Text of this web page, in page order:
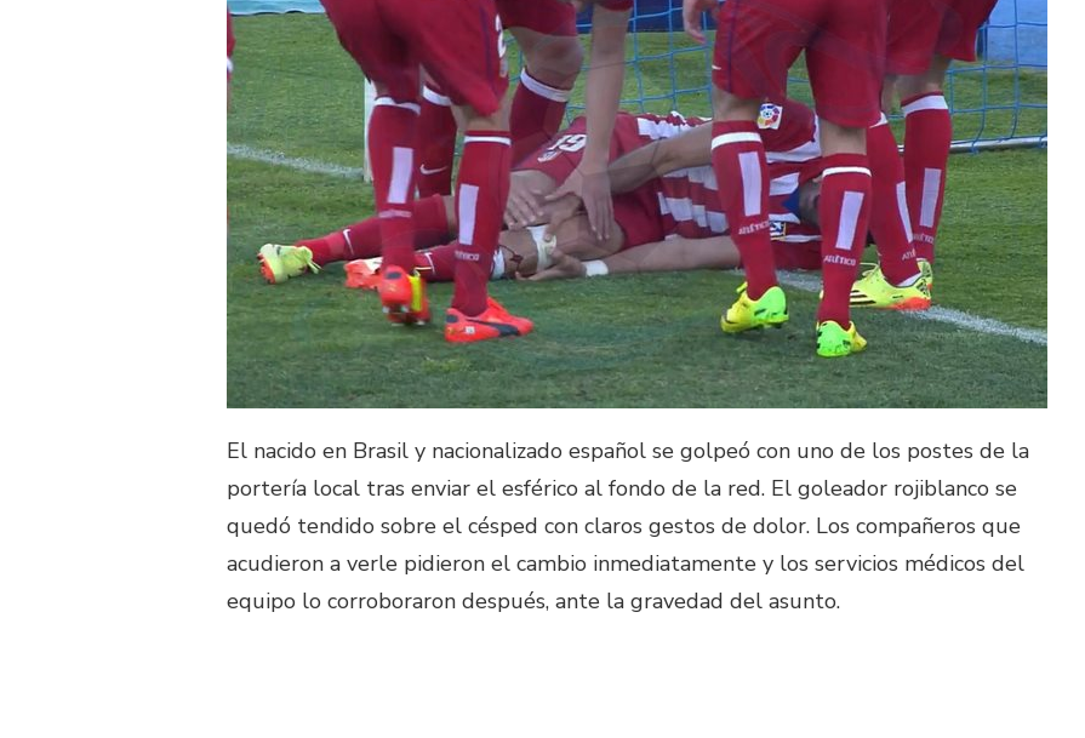
El nacido en Brasil y nacionalizado español se golpeó con uno de los postes de la
portería local tras enviar el esférico al fondo de la red. El goleador rojiblanco se
quedó tendido sobre el césped con claros gestos de dolor. Los compañeros que
acudieron a verle pidieron el cambio inmediatamente y los servicios médicos del
equipo lo corroboraron después, ante la gravedad del asunto.